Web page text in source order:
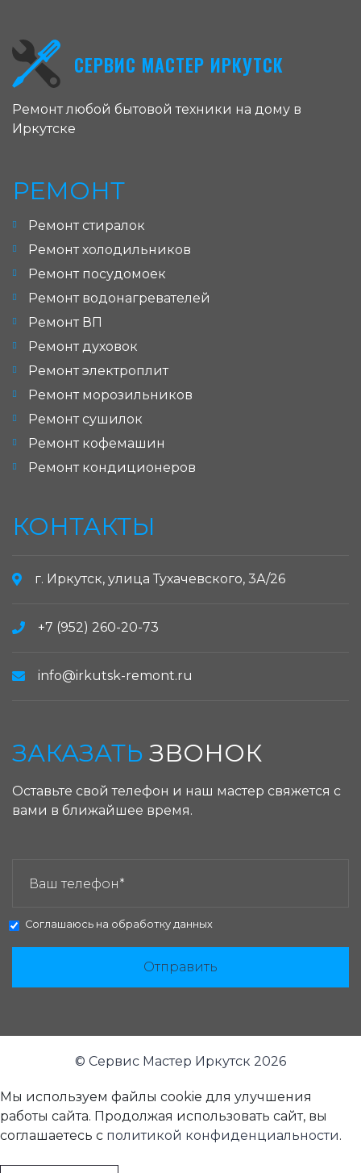
СЕРВИС МАСТЕР ИРКУТСК
Ремонт любой бытовой техники на дому в
Иркутске
РЕМОНТ
Ремонт стиралок
Ремонт холодильников
Ремонт посудомоек
Ремонт водонагревателей
Ремонт ВП
Ремонт духовок
Ремонт электроплит
Ремонт морозильников
Ремонт сушилок
Ремонт кофемашин
Ремонт кондиционеров
КОНТАКТЫ
г. Иркутск, улица Тухачевского, 3А/26
+7 (952) 260-20-73
info@irkutsk-remont.ru
ЗАКАЗАТЬ ЗВОНОК
Оставьте свой телефон и наш мастер свяжется с
вами в ближайшее время.
Соглашаюсь на обработку данных
Отправить
© Сервис Мастер Иркутск 2026
Мы используем файлы cookie для улучшения
работы сайта. Продолжая использовать сайт, вы
соглашаетесь с политикой конфиденциальности.